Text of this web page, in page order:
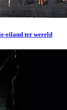
eiland ter wereld